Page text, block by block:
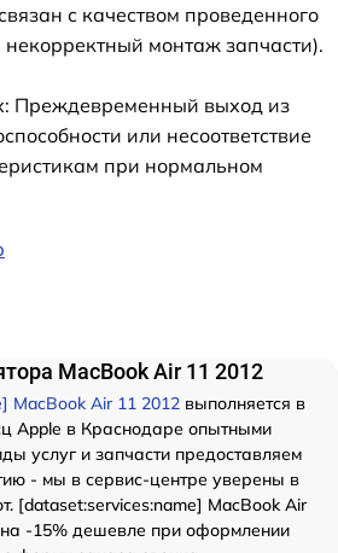
с качеством проведенного
монтаж запчасти).
Преждевременный выход из
или несоответствие
при нормальном
MacBook Air 11 2012
MacBook Air 11 2012 выполняется в
Apple в Краснодаре опытными
услуг и запчасти предоставляем
- мы в сервис-центре уверены в
[dataset:services:name] MacBook Air
на -15% дешевле при оформлении